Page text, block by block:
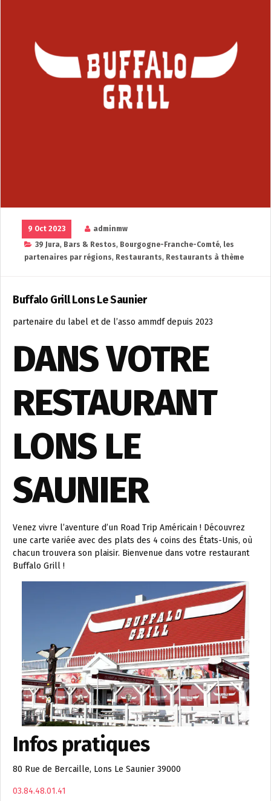
9 Oct 2023
adminmw
39 Jura, Bars & Restos, Bourgogne-Franche-Comté, les
partenaires par régions, Restaurants, Restaurants à thème
Buffalo Grill Lons Le Saunier
partenaire du label et de l’asso ammdf depuis 2023
DANS VOTRE
RESTAURANT
LONS LE
SAUNIER
Venez vivre l’aventure d’un Road Trip Américain ! Découvrez
une carte variée avec des plats des 4 coins des États-Unis, où
chacun trouvera son plaisir. Bienvenue dans votre restaurant
Buffalo Grill !
Infos pratiques
80 Rue de Bercaille, Lons Le Saunier 39000
03.84.48.01.41